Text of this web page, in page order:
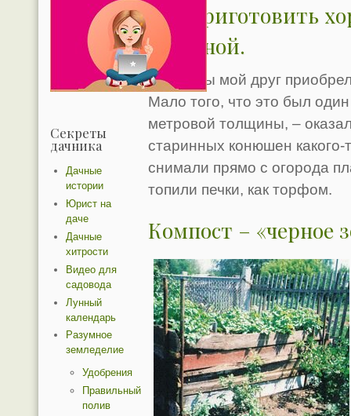
Как приготовить
перегной.
Однажды мой друг
Мало того, что это был
метровой толщины, –
старинных конюшен какого-
снимали прямо с огорода
топили печки, как торфом.
Компост – «черное
Секреты
дачника
Дачные
истории
Юрист на
даче
Дачные
хитрости
Видео для
садовода
Лунный
календарь
Разумное
земледелие
Удобрения
Правильный
полив